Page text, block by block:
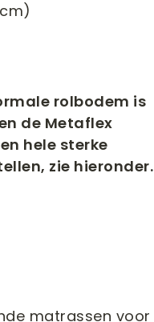
rolbodem is
de Metaflex
hele sterke
zie hieronder.
matrassen voor